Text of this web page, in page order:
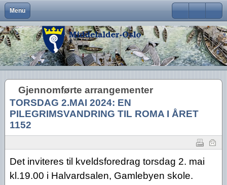
Menu Close
Om Middelalder-Oslo
Hva er Middelalder-Oslo?
Hva vi vil
Aktiviteter
Middelalderbyen i dag
Lederartikler
Medlemsfordeler og faste arrangementer
Vedtekter
Foreningens navn og logo
Gangvaktprisen
Styremedlemmer
Kontaktinfo
Formål
Visjon
Handlingsplan
Middelalderbyens framtid
Uttalelser
Møter og foredrag
Våre arrangementer
Medlemsturer
Andres arrangementer
Gjennomførte arrangementer
Middelalderbeltet
Middelalderparken
Presse
Middelalderbyen
Dagligliv
Arkeologiske funn
Ny viten
Medlemsblad
Brukernavn
Passord
Husk meg
Glemt ditt passord?
Glemt ditt brukernavn?
Gjennomførte arrangementer
TORSDAG 2.MAI 2024: EN
PILEGRIMSVANDRING TIL ROMA I ÅRET
1152
Det inviteres til kveldsforedrag torsdag 2. mai
kl.19.00 i Halvardsalen, Gamlebyen skole.